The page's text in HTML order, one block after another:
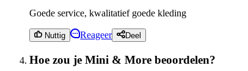
Goede service, kwalitatief goede kleding
Nuttig Reageer Deel
Hoe zou je Mini & More beoordelen?